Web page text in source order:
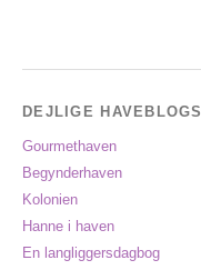
DEJLIGE HAVEBLOGS
Gourmethaven
Begynderhaven
Kolonien
Hanne i haven
En langliggersdagbog